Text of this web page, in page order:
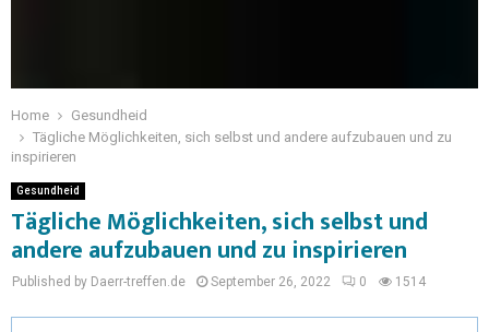
Home
Gesundheid
Tägliche Möglichkeiten, sich selbst und andere aufzubauen und zu
inspirieren
Gesundheid
Tägliche Möglichkeiten, sich selbst und
andere aufzubauen und zu inspirieren
Published by Daerr-treffen.de September 26, 2022 0 1514